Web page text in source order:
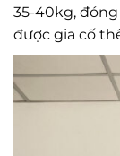
35-40kg,
được gia cố